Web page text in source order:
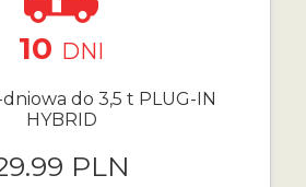
10 DNI
do 3,5 t PLUG-IN
HYBRID
PLN